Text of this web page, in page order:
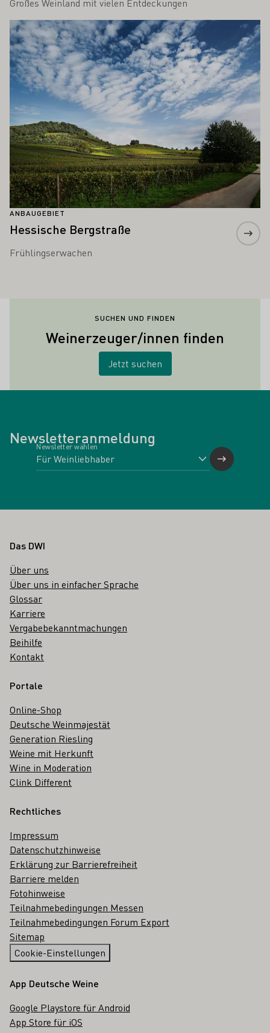
Großes Weinland mit vielen Entdeckungen
ANBAUGEBIET
Hessische Bergstraße
Frühlingserwachen
Mehr erfahren
SUCHEN UND FINDEN
Weinerzeuger/innen finden
Jetzt suchen
Newsletteranmeldung
Newsletter wählen
Fußbereich
Das DWI
Über uns
Über uns in einfacher Sprache
Glossar
Karriere
Vergabebekanntmachungen
Beihilfe
Kontakt
Portale
Online-Shop
Deutsche Weinmajestät
Generation Riesling
Weine mit Herkunft
Wine in Moderation
Clink Different
Rechtliches
Impressum
Datenschutzhinweise
Erklärung zur Barrierefreiheit
Barriere melden
Fotohinweise
Teilnahmebedingungen Messen
Teilnahmebedingungen Forum Export
Sitemap
Cookie-Einstellungen
App Deutsche Weine
Google Playstore für Android
App Store für iOS